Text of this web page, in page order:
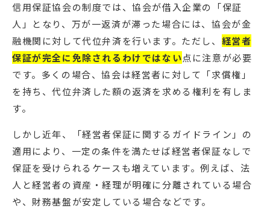
信用保証協会の制度では、協会が借入企業の「保証
人」となり、万が一返済が滞った場合には、協会が金
融機関に対して代位弁済を行います。ただし、 経営者
保証が完全に免除されるわけではない点に注意が必要
です。多くの場合、協会は経営者に対して「求償権」
を持ち、代位弁済した額の返済を求める権利を有しま
す。
しかし近年、「経営者保証に関するガイドライン」の
適用により、一定の条件を満たせば経営者保証なしで
保証を受けられるケースも増えています。例えば、法
人と経営者の資産・経理が明確に分離されている場合
や、財務基盤が安定している場合などです。